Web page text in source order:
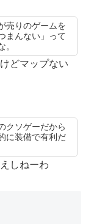
売りのゲームを
まんない」って
。
どマップない
クソゲーだから
に装備で有利だ
しねーわ